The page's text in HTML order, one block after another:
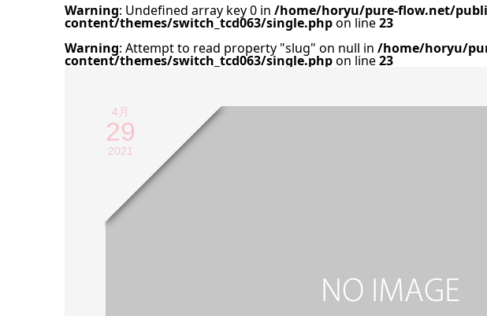
Warning: Undefined array key 0 in /home/horyu/pure-flow.net/
content/themes/switch_tcd063/single.phpon line23
Warning: Attempt to read property "slug" on null in /home/horyu/
content/themes/switch_tcd063/single.phpon line23
4月
29
2021